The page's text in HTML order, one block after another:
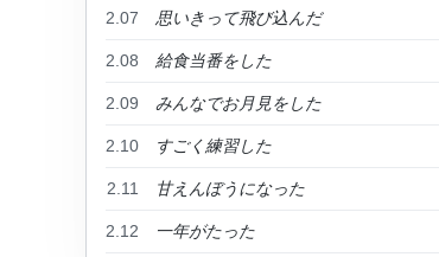
2.07 思いきって飛び込んだ
2.08 給食当番をした
2.09 みんなでお月見をした
2.10 すごく練習した
2.11 甘えんぼうになった
2.12 一年がたった